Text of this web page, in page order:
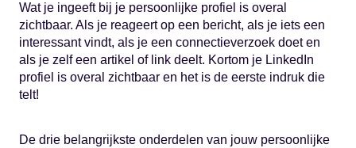
Wat je ingeeft bij je persoonlijke profiel is overal
zichtbaar. Als je reageert op een bericht, als je iets een
interessant vindt, als je een connectieverzoek doet en
als je zelf een artikel of link deelt. Kortom je LinkedIn
profiel is overal zichtbaar en het is de eerste indruk die
telt!
De drie belangrijkste onderdelen van jouw persoonlijke